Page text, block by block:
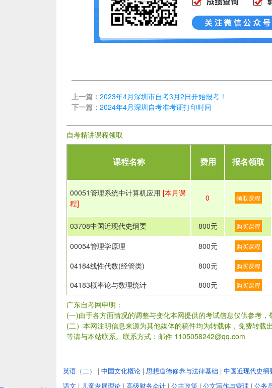
上一篇： 2023年4月深圳市自考3月2日开始报考！
下一篇： 2024年4月深圳自考准考证打印时间
自考精讲课程领取
课程名称 费用 报名领取
00051管理系统中计算机应用 [本月课
程]
0 领取课程
03708中国近现代史纲要 800元 购买课程
00054管理学原理 800元 购买课程
04184线性代数(经管类) 800元 购买课程
04183概率论与数理统计 800元 购买课程
广东自考网申明：
(一)由于各方面情况的调整与变化本网提供的考试信息仅供参考
(二）本网注明信息来源为其他媒体的稿件均为转载体，免费转
等请与本站联系。联系方式：邮件 1105058242@qq.com
英语（二） | 中国文化概论 | 思想道德修养与法律基础 | 中国近现代史纲
语文 | 儿童发展理论 | 高级财务会计 | 公共政策 | 公文写作与管理 | 公务